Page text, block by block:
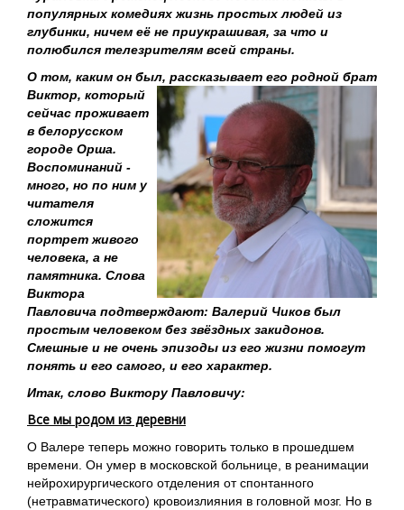
популярных комедиях жизнь простых людей из
глубинки, ничем её не приукрашивая, за что и
полюбился телезрителям всей страны.
О том, каким он был, рассказывает его родной брат
Виктор, который
сейчас проживает
в белорусском
городе Орша.
Воспоминаний -
много, но по ним у
читателя
сложится
портрет живого
человека, а не
памятника. Слова
Виктора
Павловича подтверждают: Валерий Чиков был
простым человеком без звёздных закидонов.
Смешные и не очень эпизоды из его жизни помогут
понять и его самого, и его характер.
Итак, слово Виктору Павловичу:
Все мы родом из деревни
О Валере теперь можно говорить только в прошедшем
времени. Он умер в московской больнице, в реанимации
нейрохирургического отделения от спонтанного
(нетравматического) кровоизлияния в головной мозг. Но в